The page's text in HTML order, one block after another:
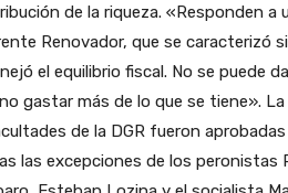
de la riqueza. «Responden a
Renovador, que se caracterizó
el equilibrio fiscal. No se puede
gastar más de lo que se tiene».
de la DGR fueron
las excepciones de los peronistas